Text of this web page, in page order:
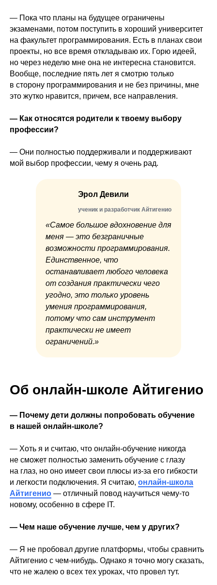
— Пока что планы на будущее ограничены
экзаменами, потом поступить в хороший университет
на факультет программирования. Есть в планах свои
проекты, но все время откладываю их. Горю идеей,
но через неделю мне она не интересна становится.
Вообще, последние пять лет я смотрю только
в сторону программирования и не без причины, мне
это жутко нравится, причем, все направления.
— Как относятся родители к твоему выбору
профессии?
— Они полностью поддерживали и поддерживают
мой выбор профессии, чему я очень рад.
Эрол Девили
ученик и разработчик Айтигенио
«Самое большое вдохновение для
меня — это безграничные
возможности программирования.
Единственное, что
останавливает любого человека
от создания практически чего
угодно, это только уровень
умения программирования,
потому что сам инструмент
практически не имеет
ограничений.»
Об онлайн-школе Айтигенио
— Почему дети должны попробовать обучение
в нашей онлайн-школе?
— Хоть я и считаю, что онлайн-обучение никогда
не сможет полностью заменить обучение с глазу
на глаз, но оно имеет свои плюсы из-за его гибкости
и легкости подключения. Я считаю, онлайн-школа
Айтигенио — отличный повод научиться чему-то
новому, особенно в сфере IT.
— Чем наше обучение лучше, чем у других?
— Я не пробовал другие платформы, чтобы сравнить
Айтигенио с чем-нибудь. Однако я точно могу сказать,
что не жалею о всех тех уроках, что провел тут.